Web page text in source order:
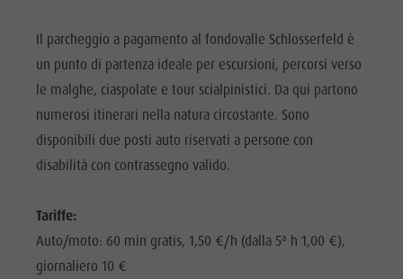
LOCALITÀ
DOLOMITI
FAMIGLIA &
Bar &
Ristoranti
Cook the
Mountain
Parchi
Cultura
Attrazioni
Bar & Ristoranti
Cook the Mountain
Shopping
Parchi naturali
La Val Pusteria
Parapendio & Voli tandem
Programmi di vacanza
Webcam
Meteo
Kronplatz Doctor Service
Il parcheggio a pagamento al fondovalle Schlosserfeld è
un punto di partenza ideale per escursioni, percorsi verso
le malghe, ciaspolate e tour scialpinistici. Da qui partono
numerosi itinerari nella natura circostante. Sono
disponibili due posti auto riservati a persone con
disabilità con contrassegno valido.
Tariffe:
Auto/moto: 60 min gratis, 1,50 €/h (dalla 5ª h 1,00 €),
giornaliero 10 €